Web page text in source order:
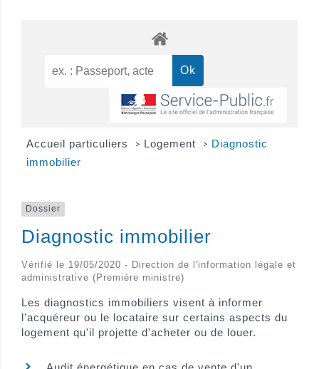
Accueil particuliers > Logement > Diagnostic
immobilier
Dossier
Diagnostic immobilier
Vérifié le 19/05/2020 - Direction de l'information légale et
administrative (Première ministre)
Les diagnostics immobiliers visent à informer
l'acquéreur ou le locataire sur certains aspects du
logement qu'il projette d'acheter ou de louer.